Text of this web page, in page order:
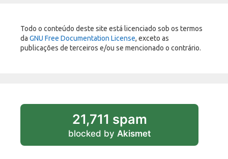
Todo o conteúdo deste site está licenciado sob os termos
da GNU Free Documentation License, exceto as
publicações de terceiros e/ou se mencionado o contrário.
21,711 spam
blocked by Akismet